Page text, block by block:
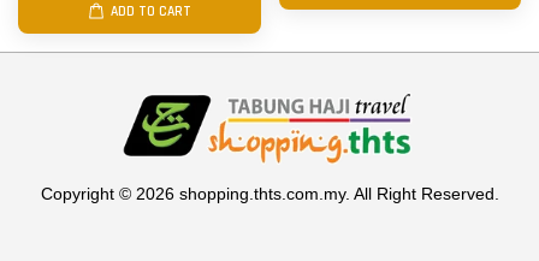
ADD TO CART
Copyright © 2026 shopping.thts.com.my. All Right Reserved.